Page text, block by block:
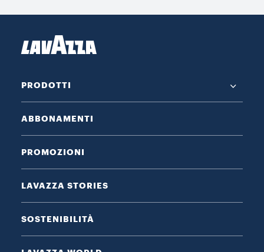
PRODOTTI
ABBONAMENTI
PROMOZIONI
LAVAZZA STORIES
SOSTENIBILITÀ